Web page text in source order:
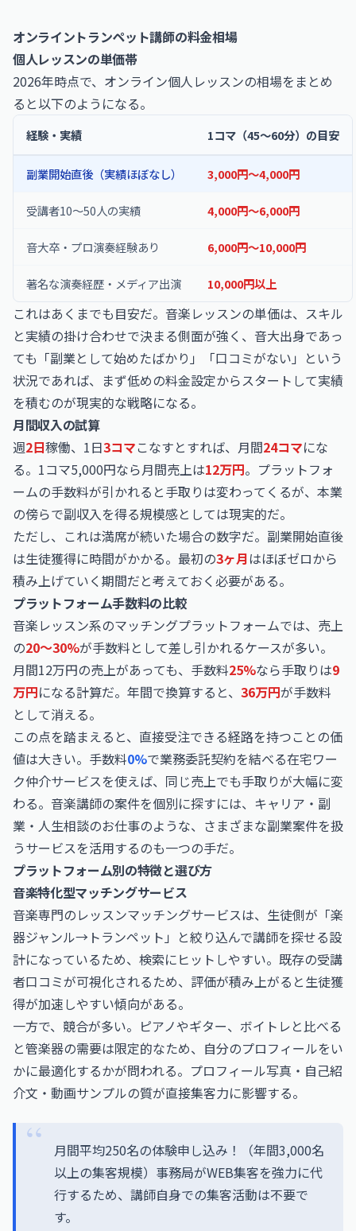
オンライントランペット講師の料金相場
個人レッスンの単価帯
2026年時点で、オンライン個人レッスンの相場をまとめ
ると以下のようになる。
経験・実績 1コマ（45〜60分）の目安
副業開始直後（実績ほぼなし） 3,000円〜4,000円
受講者10〜50人の実績 4,000円〜6,000円
音大卒・プロ演奏経験あり 6,000円〜10,000円
著名な演奏経歴・メディア出演 10,000円以上
これはあくまでも目安だ。音楽レッスンの単価は、スキル
と実績の掛け合わせで決まる側面が強く、音大出身であっ
ても「副業として始めたばかり」「口コミがない」という
状況であれば、まず低めの料金設定からスタートして実績
を積むのが現実的な戦略になる。
月間収入の試算
週2日稼働、1日3コマこなすとすれば、月間24コマにな
る。1コマ5,000円なら月間売上は12万円。プラットフォ
ームの手数料が引かれると手取りは変わってくるが、本業
の傍らで副収入を得る規模感としては現実的だ。
ただし、これは満席が続いた場合の数字だ。副業開始直後
は生徒獲得に時間がかかる。最初の3ヶ月はほぼゼロから
積み上げていく期間だと考えておく必要がある。
プラットフォーム手数料の比較
音楽レッスン系のマッチングプラットフォームでは、売上
の20〜30%が手数料として差し引かれるケースが多い。
月間12万円の売上があっても、手数料25%なら手取りは9
万円になる計算だ。年間で換算すると、 36万円が手数料
として消える。
この点を踏まえると、直接受注できる経路を持つことの価
値は大きい。手数料0%で業務委託契約を結べる在宅ワー
ク仲介サービスを使えば、同じ売上でも手取りが大幅に変
わる。音楽講師の案件を個別に探すには、 キャリア・副
業・人生相談のお仕事のような、さまざまな副業案件を扱
うサービスを活用するのも一つの手だ。
プラットフォーム別の特徴と選び方
音楽特化型マッチングサービス
音楽専門のレッスンマッチングサービスは、生徒側が「楽
器ジャンル→トランペット」と絞り込んで講師を探せる設
計になっているため、検索にヒットしやすい。既存の受講
者口コミが可視化されるため、評価が積み上がると生徒獲
得が加速しやすい傾向がある。
一方で、競合が多い。ピアノやギター、ボイトレと比べる
と管楽器の需要は限定的なため、自分のプロフィールをい
かに最適化するかが問われる。プロフィール写真・自己紹
介文・動画サンプルの質が直接集客力に影響する。
月間平均250名の体験申し込み！（年間3,000名
以上の集客規模）事務局がWEB集客を強力に代
行するため、講師自身での集客活動は不要で
す。